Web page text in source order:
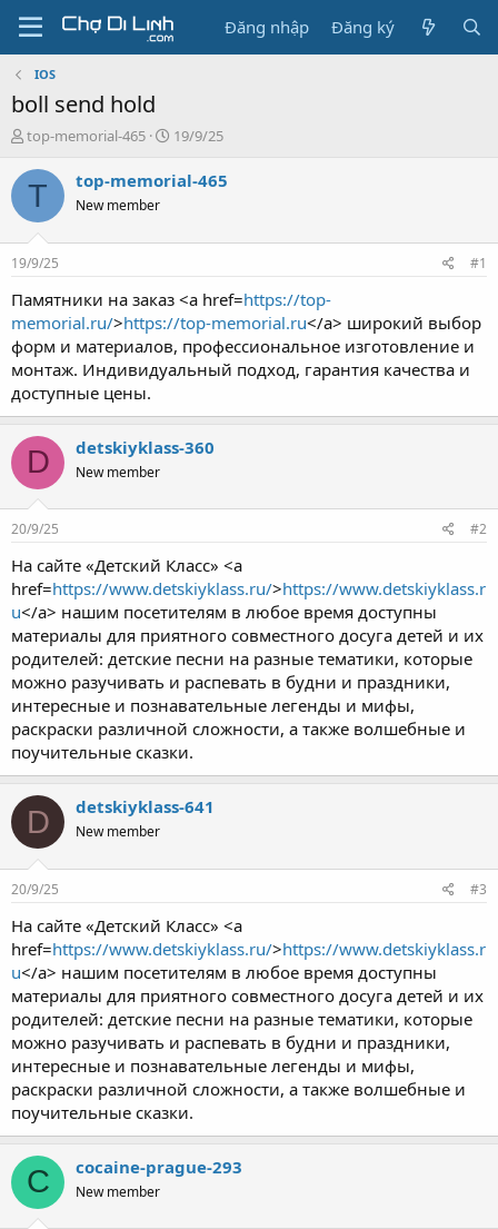
Đăng nhập Đăng ký
IOS
boll send hold
T
r
a
s
t
a
t
e
r
top-memorial-465
N
à
19/9/25
T top-memorial-465
New member
19/9/25 #1
Памятники на заказ <a href=https://top-
memorial.ru/>https://top-memorial.ru</a> широкий выбор
форм и материалов, профессиональное изготовление и
монтаж. Индивидуальный подход, гарантия качества и
доступные цены.
D detskiyklass-360
New member
20/9/25 #2
На сайте «Детский Класс» <a
href=https://www.detskiyklass.ru/>https://www.detskiyklass.r
u</a> нашим посетителям в любое время доступны
материалы для приятного совместного досуга детей и их
родителей: детские песни на разные тематики, которые
можно разучивать и распевать в будни и праздники,
интересные и познавательные легенды и мифы,
раскраски различной сложности, а также волшебные и
поучительные сказки.
D detskiyklass-641
New member
20/9/25 #3
На сайте «Детский Класс» <a
href=https://www.detskiyklass.ru/>https://www.detskiyklass.r
u</a> нашим посетителям в любое время доступны
материалы для приятного совместного досуга детей и их
родителей: детские песни на разные тематики, которые
можно разучивать и распевать в будни и праздники,
интересные и познавательные легенды и мифы,
раскраски различной сложности, а также волшебные и
поучительные сказки.
C cocaine-prague-293
New member